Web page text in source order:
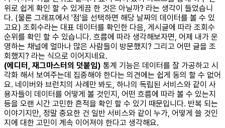
위로 쉽게 확인 할 수 있게끔 한 것은 아닐까? 라는 생각이 들었습니
다. (물론 그래프에서 '점'을 선택하면 해당 날짜의 데이터를 볼 수 있
고요) 조회수라는 대표 데이터를 확인한 다음, 게시글에 따라 조회수
순위를 확인 할 수 있습니다. 흐름에 따라 생각해보자면, 어제 내가 운
영하는 채널에 얼마나 많은 사람들이 방문했지? 그리고 어떤 글을 조
회했지? 라는 식으로 이어지네요.
(에디터, 재그마스터의 덧붙임) 통계 기능은 데이터를 잘 가공하고 시
각화 해서 보여주는데 집중해야 한다는 의견에는 쉽게 동의 할 수 없어
요. 네이버와 브런치의 사례만 봐도, 하나의 독립된 서비스와 같이 사
용자들이 데이터를 어떻게 볼 것인지, 어떤 흐름에 따라 볼 수 있는지
등을 오랜 시간 고민한 흔적을 확인 할 수 있기 때문입니다. 반복 되는
이야기지만, 정말 중요한 건 일반 서비스와 같이 누가, 어떻게 쓸 것인
지에 대한 고민이 계속 이어져야 한다고 생각해요.